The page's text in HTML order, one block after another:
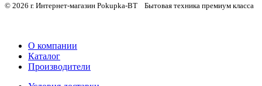
© 2026 г. Интернет-магазин Pokupka-BT Бытовая техника премиум класса
О компании
Каталог
Производители